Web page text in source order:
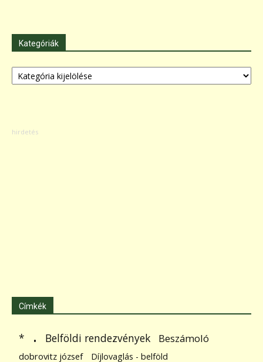
Kategóriák
Kategóriák
Címkék
* . Belföldi rendezvények Beszámoló
dobrovitz józsef
Díjlovaglás - belföld